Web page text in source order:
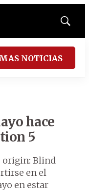
Mostrar
NOTICIAS
hace
5
origin: Blind
en el
en estar